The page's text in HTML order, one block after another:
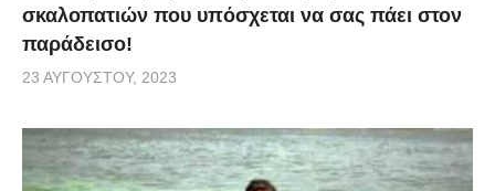
σκαλοπατιών που υπόσχεται να σας πάει στον
παράδεισο!
23 ΑΥΓΟΎΣΤΟΥ, 2023